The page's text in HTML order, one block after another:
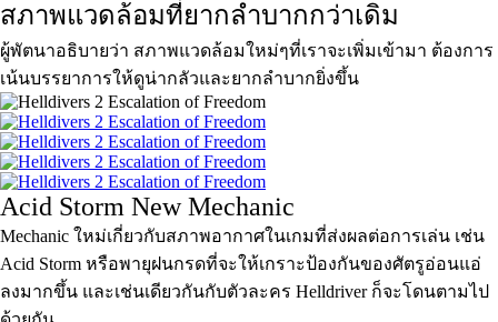
สภาพแวดล้อมที่ยากลำบากกว่าเดิม
ผู้พัตนาอธิบายว่า สภาพแวดล้อมใหม่ๆที่เราจะเพิ่มเข้ามา ต้องการ
เน้นบรรยาการให้ดูน่ากลัวและยากลำบากยิ่งขึ้น
Acid Storm New Mechanic
Mechanic ใหม่เกี่ยวกับสภาพอากาศในเกมที่ส่งผลต่อการเล่น เช่น
Acid Storm หรือพายุฝนกรดที่จะให้เกราะป้องกันของศัตรูอ่อนแอ่
ลงมากขึ้น และเช่นเดียวกันกับตัวละคร Helldriver ก็จะโดนตามไป